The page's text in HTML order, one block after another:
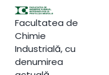
Facultatea de
Chimie
Industrială, cu
denumirea